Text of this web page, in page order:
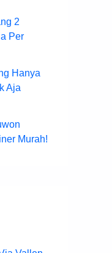
2
Per
Hanya
Aja
Murah!